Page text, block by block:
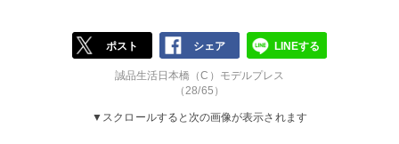
ポスト シェア LINEする
誠品生活日本橋（C）モデルプレス
（28/65）
▼スクロールすると次の画像が表示されます